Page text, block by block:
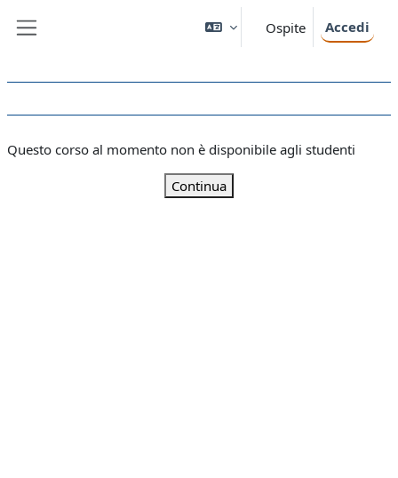
Ospite Accedi
Questo corso al momento non è disponibile agli studenti
Continua